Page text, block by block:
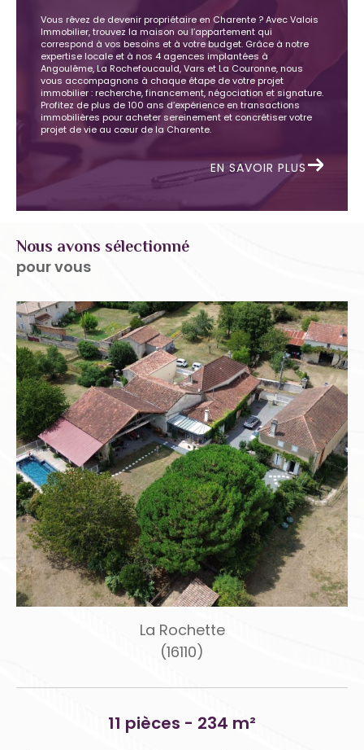
Vous rêvez de devenir propriétaire en Charente ? Avec Valois
Immobilier, trouvez la maison ou l’appartement qui
correspond à vos besoins et à votre budget. Grâce à notre
expertise locale et à nos 4 agences implantées à
Angoulême, La Rochefoucauld, Vars et La Couronne, nous
vous accompagnons à chaque étape de votre projet
immobilier : recherche, financement, négociation et signature.
Profitez de plus de 100 ans d’expérience en transactions
immobilières pour acheter sereinement et concrétiser votre
projet de vie au cœur de la Charente.
EN SAVOIR PLUS
Nous avons sélectionné
pour vous
La Rochette
(16110)
11 pièces - 234 m²